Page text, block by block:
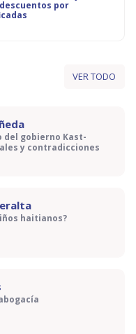
por
VER TODO
del gobierno Kast-
y contradicciones
haitianos?